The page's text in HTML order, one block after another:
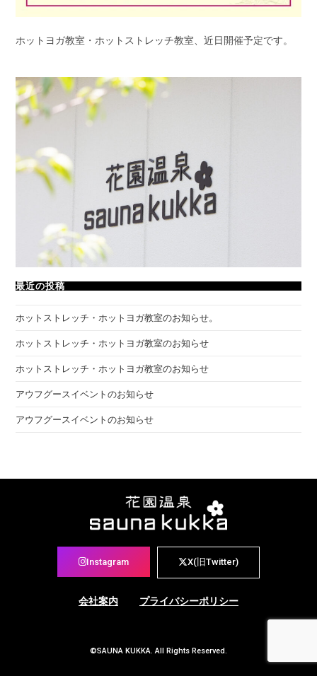
ホットヨガ教室・ホットストレッチ教室、近日開催予定です。
最近の投稿
ホットストレッチ・ホットヨガ教室のお知らせ。
ホットストレッチ・ホットヨガ教室のお知らせ
ホットストレッチ・ホットヨガ教室のお知らせ
アウフグースイベントのお知らせ
アウフグースイベントのお知らせ
Instagram X(旧Twitter)
会社案内 プライバシーポリシー
©SAUNA KUKKA. All Rights Reserved.